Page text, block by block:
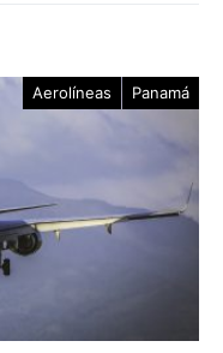
Aerolíneas Panamá